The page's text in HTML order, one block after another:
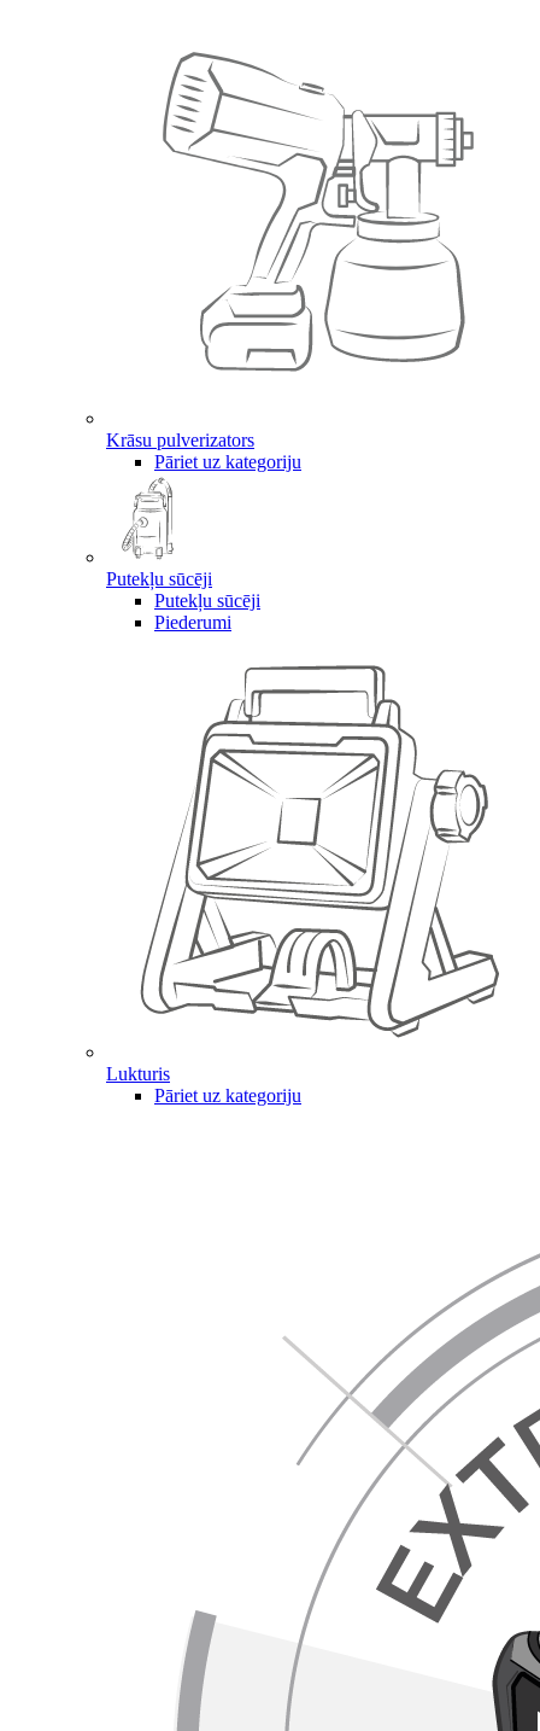
Krāsu pulverizators
Pāriet uz kategoriju
Putekļu sūcēji
Putekļu sūcēji
Piederumi
Lukturis
Pāriet uz kategoriju